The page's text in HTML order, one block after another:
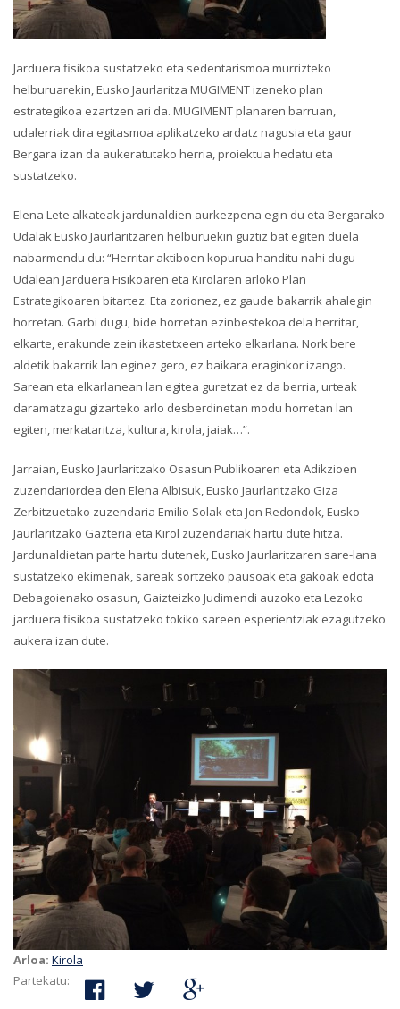
Jarduera fisikoa sustatzeko eta sedentarismoa murrizteko
helburuarekin, Eusko Jaurlaritza MUGIMENT izeneko plan
estrategikoa ezartzen ari da. MUGIMENT planaren barruan,
udalerriak dira egitasmoa aplikatzeko ardatz nagusia eta gaur
Bergara izan da aukeratutako herria, proiektua hedatu eta
sustatzeko.
Elena Lete alkateak jardunaldien aurkezpena egin du eta Bergarako
Udalak Eusko Jaurlaritzaren helburuekin guztiz bat egiten duela
nabarmendu du: “Herritar aktiboen kopurua handitu nahi dugu
Udalean Jarduera Fisikoaren eta Kirolaren arloko Plan
Estrategikoaren bitartez. Eta zorionez, ez gaude bakarrik ahalegin
horretan. Garbi dugu, bide horretan ezinbestekoa dela herritar,
elkarte, erakunde zein ikastetxeen arteko elkarlana. Nork bere
aldetik bakarrik lan eginez gero, ez baikara eraginkor izango.
Sarean eta elkarlanean lan egitea guretzat ez da berria, urteak
daramatzagu gizarteko arlo desberdinetan modu horretan lan
egiten, merkataritza, kultura, kirola, jaiak…”.
Jarraian, Eusko Jaurlaritzako Osasun Publikoaren eta Adikzioen
zuzendariordea den Elena Albisuk, Eusko Jaurlaritzako Giza
Zerbitzuetako zuzendaria Emilio Solak eta Jon Redondok, Eusko
Jaurlaritzako Gazteria eta Kirol zuzendariak hartu dute hitza.
Jardunaldietan parte hartu dutenek, Eusko Jaurlaritzaren sare-lana
sustatzeko ekimenak, sareak sortzeko pausoak eta gakoak edota
Debagoienako osasun, Gaizteizko Judimendi auzoko eta Lezoko
jarduera fisikoa sustatzeko tokiko sareen esperientziak ezagutzeko
aukera izan dute.
Arloa: Kirola
Partekatu: